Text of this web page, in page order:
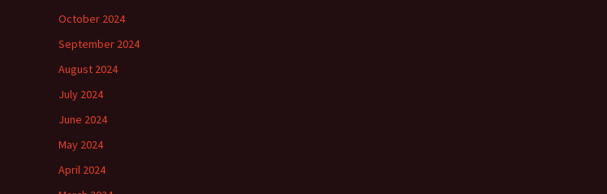
October 2024
September 2024
August 2024
July 2024
June 2024
May 2024
April 2024